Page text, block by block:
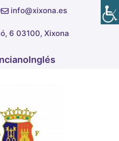
info@xixona.es
6 03100, Xixona
Inglés